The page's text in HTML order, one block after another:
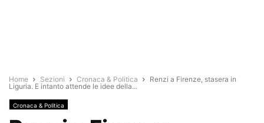
Home Sezioni Cronaca & Politica
Renzi a Firenze, stasera in
Liguria. E intanto attende le idee della...
Cronaca & Politica